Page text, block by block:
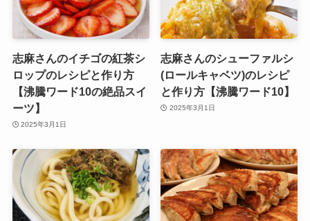
志麻さんのイチゴの紅茶シ
ロップのレシピと作り方
【沸騰ワード10の絶品スイ
ーツ】
2025年3月1日
志麻さんのシューファルシ
(ロールキャベツ)のレシピ
と作り方【沸騰ワード10】
2025年3月1日